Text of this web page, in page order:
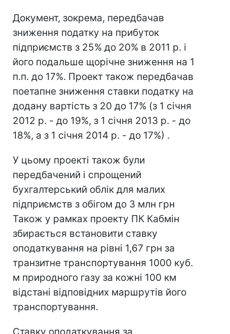
Документ, зокрема, передбачав
зниження податку на прибуток
підприємств з 25% до 20% в 2011 р. і
його подальше щорічне зниження на 1
п.п. до 17%. Проект також передбачав
поетапне зниження ставки податку на
додану вартість з 20 до 17% (з 1 січня
2012 р. - до 19%, з 1 січня 2013 р. - до
18%, а з 1 січня 2014 р. - до 17%) .
У цьому проекті також були
передбачений і спрощений
бухгалтерський облік для малих
підприємств з обігом до 3 млн грн
Також у рамках проекту ПК Кабмін
збирається встановити ставку
оподаткування на рівні 1,67 грн за
транзитне транспортування 1000 куб.
м природного газу за кожні 100 км
відстані відповідних маршрутів його
транспортування.